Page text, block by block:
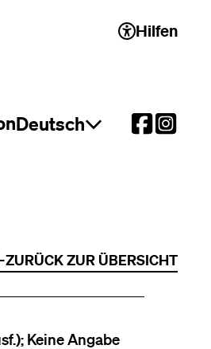
Hilfen
Sprachauswahl öffnen
Deutsch
ZURÜCK ZUR ÜBERSICHT
Keine Angabe